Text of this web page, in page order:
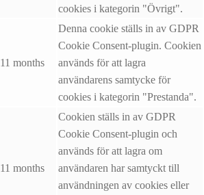
cookies i kategorin "Övrigt".
11 months
Denna cookie ställs in av GDPR
Cookie Consent-plugin. Cookien
används för att lagra
användarens samtycke för
cookies i kategorin "Prestanda".
11 months
Cookien ställs in av GDPR
Cookie Consent-plugin och
används för att lagra om
användaren har samtyckt till
användningen av cookies eller